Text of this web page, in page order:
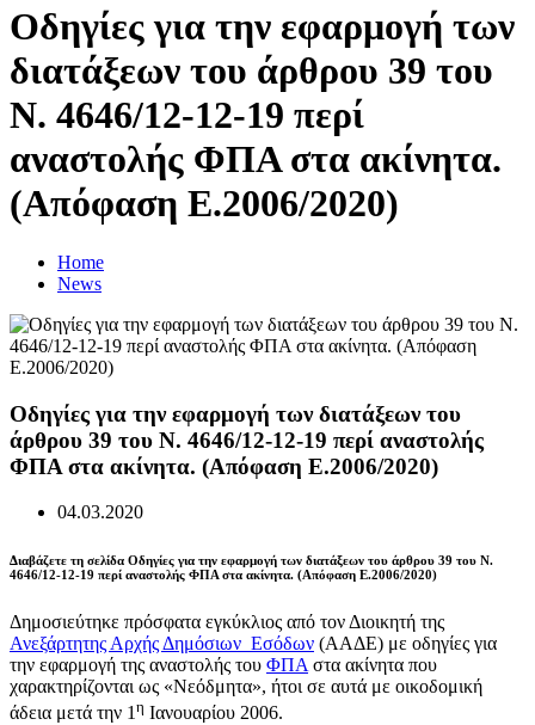
Οδηγίες για την εφαρμογή των
διατάξεων του άρθρου 39 του
Ν. 4646/12-12-19 περί
αναστολής ΦΠΑ στα ακίνητα.
(Απόφαση Ε.2006/2020)
Home
News
Οδηγίες για την εφαρμογή των διατάξεων του
άρθρου 39 του Ν. 4646/12-12-19 περί αναστολής
ΦΠΑ στα ακίνητα. (Απόφαση Ε.2006/2020)
04.03.2020
Διαβάζετε τη σελίδα Οδηγίες για την εφαρμογή των διατάξεων του άρθρου 39 του Ν.
4646/12-12-19 περί αναστολής ΦΠΑ στα ακίνητα. (Απόφαση Ε.2006/2020)
Δημοσιεύτηκε πρόσφατα εγκύκλιος από τον Διοικητή της
Ανεξάρτητης Αρχής Δημόσιων Εσόδων (ΑΑΔΕ) με οδηγίες για
την εφαρμογή της αναστολής του ΦΠΑ στα ακίνητα που
χαρακτηρίζονται ως «Νεόδμητα», ήτοι σε αυτά με οικοδομική
άδεια μετά την 1η Ιανουαρίου 2006.